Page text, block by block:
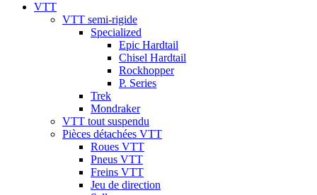
VTT
VTT semi-rigide
Specialized
Epic Hardtail
Chisel Hardtail
Rockhopper
P. Series
Trek
Mondraker
VTT tout suspendu
Pièces détachées VTT
Roues VTT
Pneus VTT
Freins VTT
Jeu de direction